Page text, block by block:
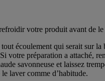
votre produit avant de le
écoulement qui serait sur la
votre préparation a attaché,
savonneuse et laissez
le laver comme d’habitude.